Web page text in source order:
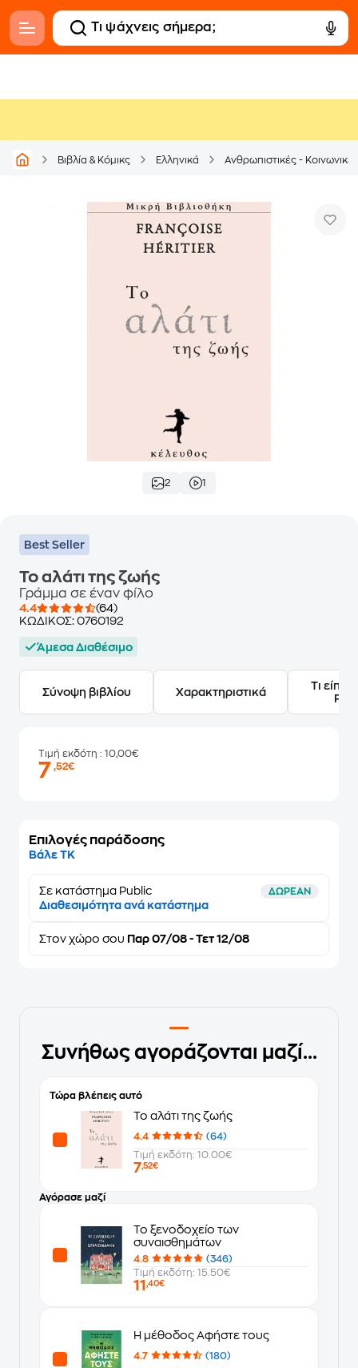
Βιβλία & Κόμικς Ελληνικά Ανθρωπιστικές -
2 1
Best Seller
Το αλάτι της ζωής
Γράμμα σε έναν φίλο
4.4
(64)
ΚΩΔΙΚΟΣ: 0760192
Άμεσα Διαθέσιμο
Σύνοψη βιβλίου Χαρακτηριστικά
Τι
Τιμή εκδότη : 10,00€
7,52€
Επιλογές παράδοσης
Βάλε ΤΚ
Σε κατάστημα Public ΔΩΡΕΑΝ
Διαθεσιμότητα ανά κατάστημα
Στον χώρο σου Παρ 07/08 - Τετ 12/08
Συνήθως αγοράζονται μαζί...
Τώρα βλέπεις αυτό
Το αλάτι της ζωής
4.4
(64)
Τιμή εκδότη: 10.00€
7,52€
Αγόρασε μαζί
Το ξενοδοχείο των
συναισθημάτων
4.8
(346)
Τιμή εκδότη: 15.50€
11 ,40€
Η μέθοδος Αφήστε τους
4.7
(180)